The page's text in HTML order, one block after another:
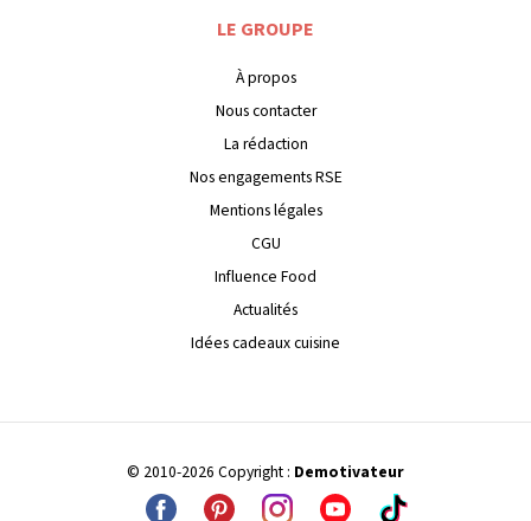
LE GROUPE
À propos
Nous contacter
La rédaction
Nos engagements RSE
Mentions légales
CGU
Influence Food
Actualités
Idées cadeaux cuisine
© 2010-2026 Copyright : Demotivateur